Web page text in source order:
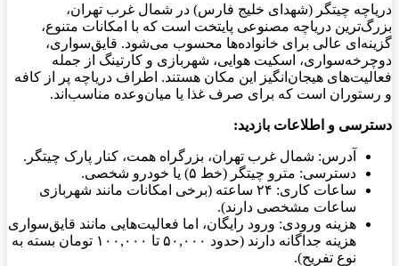
دریاچه چیتگر (شهدای خلیج فارس) در شمال غرب تهران،
بزرگ‌ترین دریاچه مصنوعی پایتخت است که با امکانات متنوع،
گزینه‌ای عالی برای خانواده‌ها محسوب می‌شود. قایق‌سواری،
دوچرخه‌سواری، اسکیت هوایی، شهربازی و کارتینگ از جمله
فعالیت‌های هیجان‌انگیز این مکان هستند. اطراف دریاچه پر از کافه
و رستوران است که برای صرف غذا یا میان‌وعده مناسب‌اند.
دسترسی و اطلاعات بازدید:
آدرس: شمال غرب تهران، بزرگراه همت، کنار پارک چیتگر.
دسترسی: مترو چیتگر (خط ۵) یا خودرو شخصی.
ساعات کاری: ۲۴ ساعته (برخی امکانات مانند شهربازی
ساعات مشخصی دارند).
هزینه ورودی: ورود رایگان، اما فعالیت‌هایی مانند قایق‌سواری
هزینه جداگانه دارند (حدود ۵۰,۰۰۰ تا ۱۰۰,۰۰۰ تومان بسته به
نوع تفریح).